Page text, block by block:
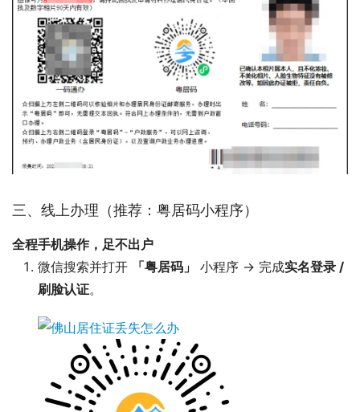
三、线上办理（推荐：粤居码小程序）
全程手机操作，足不出户
微信搜索并打开
「粤居码」 小程序 → 完成实名登录 /
刷脸认证。